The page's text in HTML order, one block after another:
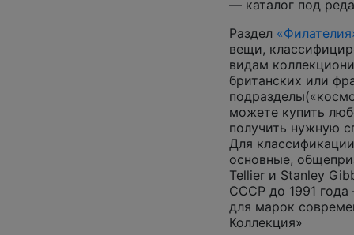
— каталог под
Раздел
вещи,
видам
британских или
можете купить
получить нужную
Для
основные,
Tellier и Stanley
СССР до 1991
для марок
Коллекция»